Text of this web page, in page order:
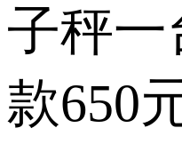
子秤一
款650